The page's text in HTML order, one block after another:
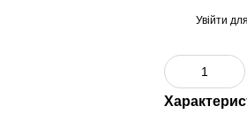
Увійти